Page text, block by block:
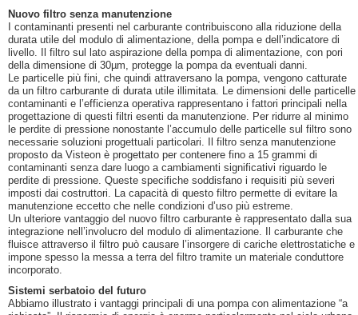
Nuovo filtro senza manutenzione
I contaminanti presenti nel carburante contribuiscono alla riduzione della
durata utile del modulo di alimentazione, della pompa e dell’indicatore di
livello. Il filtro sul lato aspirazione della pompa di alimentazione, con pori
della dimensione di 30µm, protegge la pompa da eventuali danni.
Le particelle più fini, che quindi attraversano la pompa, vengono catturate
da un filtro carburante di durata utile illimitata. Le dimensioni delle particelle
contaminanti e l’efficienza operativa rappresentano i fattori principali nella
progettazione di questi filtri esenti da manutenzione. Per ridurre al minimo
le perdite di pressione nonostante l’accumulo delle particelle sul filtro sono
necessarie soluzioni progettuali particolari. Il filtro senza manutenzione
proposto da Visteon è progettato per contenere fino a 15 grammi di
contaminanti senza dare luogo a cambiamenti significativi riguardo le
perdite di pressione. Queste specifiche soddisfano i requisiti più severi
imposti dai costruttori. La capacità di questo filtro permette di evitare la
manutenzione eccetto che nelle condizioni d’uso più estreme.
Un ulteriore vantaggio del nuovo filtro carburante è rappresentato dalla sua
integrazione nell’involucro del modulo di alimentazione. Il carburante che
fluisce attraverso il filtro può causare l’insorgere di cariche elettrostatiche e
impone spesso la messa a terra del filtro tramite un materiale conduttore
incorporato.
Sistemi serbatoio del futuro
Abbiamo illustrato i vantaggi principali di una pompa con alimentazione “a